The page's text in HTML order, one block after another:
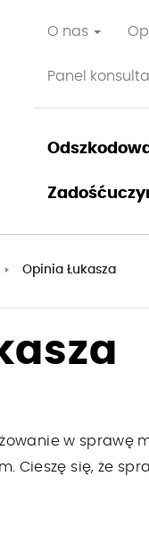
O nas
Panel
Opinia Łukasza
w sprawę
Cieszę się, że